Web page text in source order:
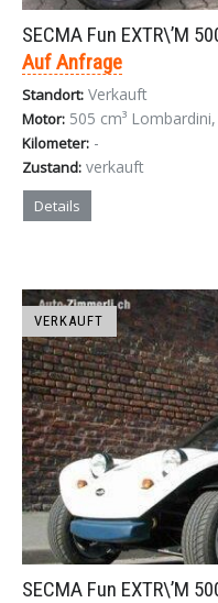
SECMA Fun EXTR\’M
Auf Anfrage
Standort: Verkauft
Motor: 505 cm³
Kilometer: -
Zustand: verkauft
Details
VERKAUFT
SECMA Fun EXTR\’M